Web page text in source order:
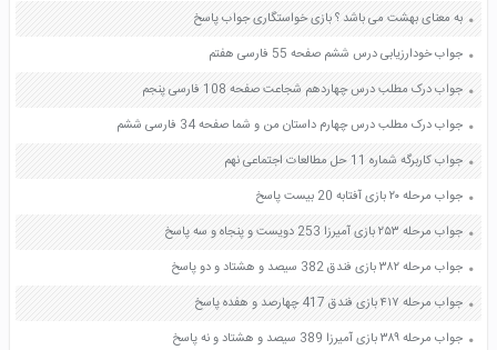
به معنای بهشت می باشد ؟ بازی خواستگاری جواب پاسخ
جواب خودارزیابی درس ششم صفحه 55 فارسی هفتم
جواب درک مطلب درس چهاردهم شجاعت صفحه 108 فارسی پنجم
جواب درک مطلب درس چهارم داستان من و شما صفحه 34 فارسی ششم
جواب کاربرگه شماره 11 حل مطالعات اجتماعی نهم
جواب مرحله ۲۰ بازی آفتابه 20 بیست پاسخ
جواب مرحله ۲۵۳ بازی آمیرزا 253 دویست و پنجاه و سه پاسخ
جواب مرحله ۳۸۲ بازی فندق 382 سیصد و هشتاد و دو پاسخ
جواب مرحله ۴۱۷ بازی فندق 417 چهارصد و هفده پاسخ
جواب مرحله ۳۸۹ بازی آمیرزا 389 سیصد و هشتاد و نه پاسخ